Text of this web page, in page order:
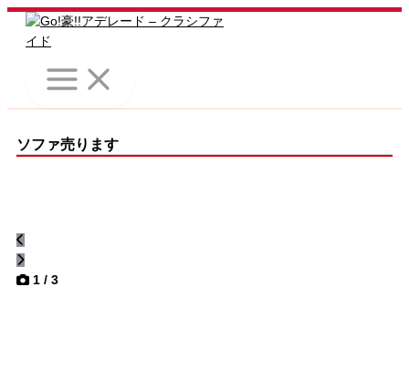
プソファ売ります
1 / 3